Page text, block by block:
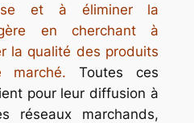
et à éliminer la
en cherchant à
la qualité des produits
marché. Toutes ces
pour leur diffusion à
réseaux marchands,